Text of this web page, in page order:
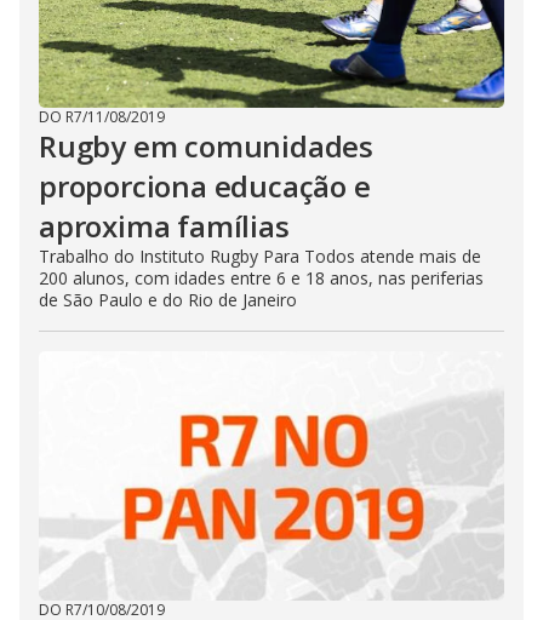
DO R7/11/08/2019
Rugby em comunidades
proporciona educação e
aproxima famílias
Trabalho do Instituto Rugby Para Todos atende mais de
200 alunos, com idades entre 6 e 18 anos, nas periferias
de São Paulo e do Rio de Janeiro
DO R7/10/08/2019